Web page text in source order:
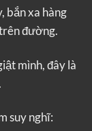
bắn xa hàng
đường.
mình, đây là
suy nghĩ: